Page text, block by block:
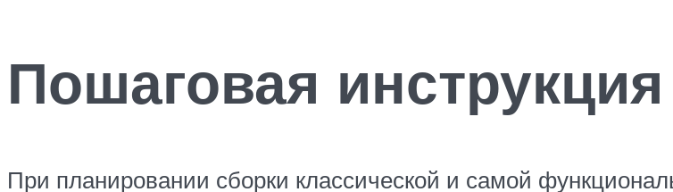
Пошаговая инструкция
При планировании сборки классической и самой